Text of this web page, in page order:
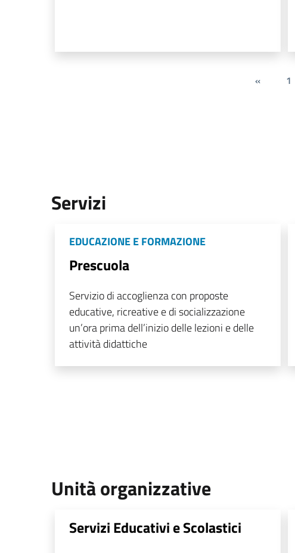
« 1
Servizi
EDUCAZIONE E FORMAZIONE
Prescuola
Servizio di accoglienza con proposte
educative, ricreative e di socializzazione
un’ora prima dell’inizio delle lezioni e delle
attività didattiche
Unità organizzative
Servizi Educativi e Scolastici